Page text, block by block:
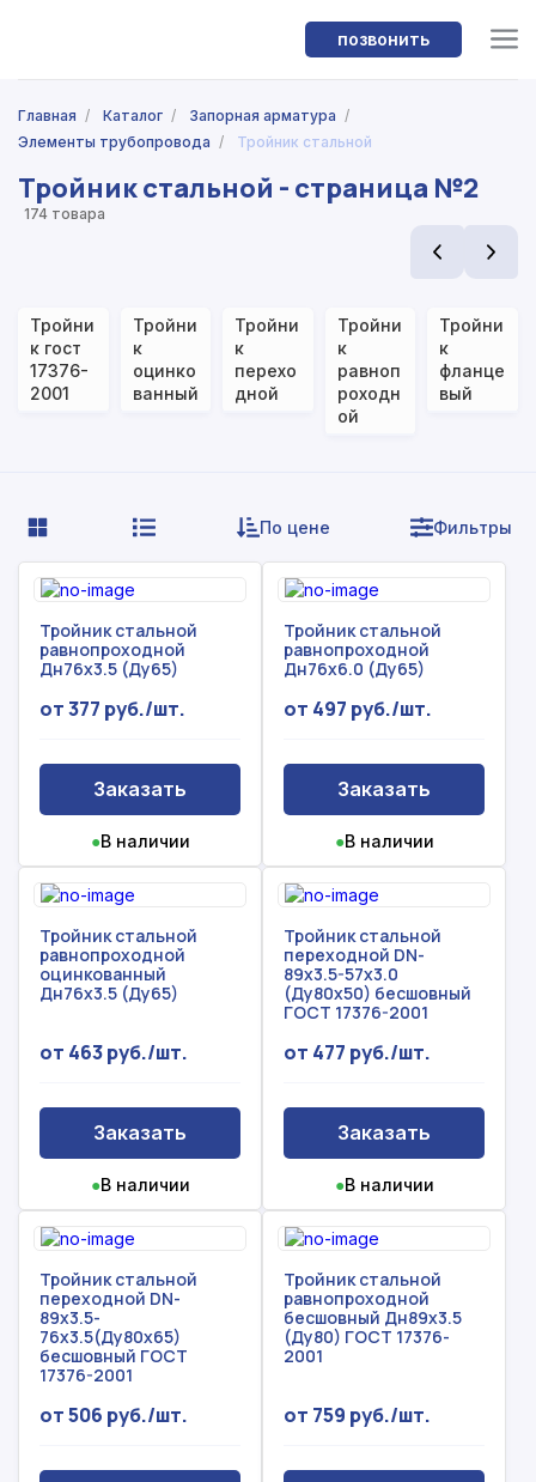
позвонить
Главная / Каталог / Запорная арматура /
Элементы трубопровода / Тройник стальной
Тройник стальной - страница №2
174 товара
Тройни
к гост
17376-
2001
Тройни
к
оцинко
ванный
Тройни
к
перехо
дной
Тройни
к
равноп
роходн
ой
Тройни
к
фланце
вый
По цене Фильтры
Тройник стальной
равнопроходной
Дн76х3.5 (Ду65)
от 377 руб./шт.
Заказать
●В наличии
Тройник стальной
равнопроходной
Дн76х6.0 (Ду65)
от 497 руб./шт.
Заказать
●В наличии
Тройник стальной
равнопроходной
оцинкованный
Дн76х3.5 (Ду65)
от 463 руб./шт.
Заказать
●В наличии
Тройник стальной
переходной DN-
89х3.5-57х3.0
(Ду80х50) бесшовный
ГОСТ 17376-2001
от 477 руб./шт.
Заказать
●В наличии
Тройник стальной
переходной DN-
89х3.5-
76х3.5(Ду80х65)
бесшовный ГОСТ
17376-2001
от 506 руб./шт.
Тройник стальной
равнопроходной
бесшовный Дн89х3.5
(Ду80) ГОСТ 17376-
2001
от 759 руб./шт.